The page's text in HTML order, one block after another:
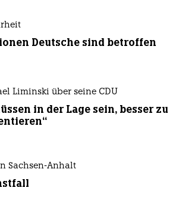
Deutsche sind betroffen
Liminski über seine CDU
in der Lage sein, besser zu
Sachsen-Anhalt